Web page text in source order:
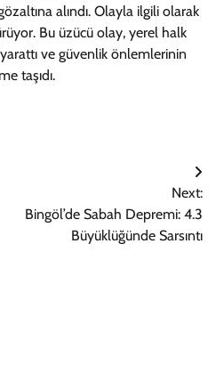
alındı. Olayla ilgili olarak
Bu üzücü olay, yerel halk
ve güvenlik önlemlerinin
taşıdı.
Next:
Bingöl’de Sabah Depremi: 4.3
Büyüklüğünde Sarsıntı